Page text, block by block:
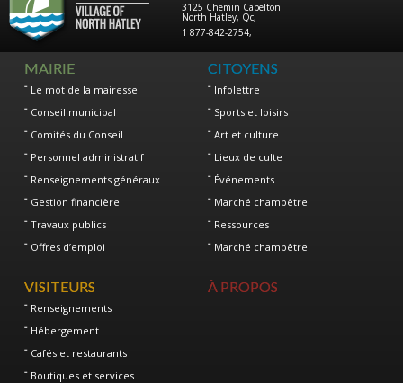
3125 Chemin Capelton
North Hatley, Qc,
1 877-842-2754,
MAIRIE
Le mot de la mairesse
Conseil municipal
Comités du Conseil
Personnel administratif
Renseignements généraux
Gestion financière
Travaux publics
Offres d’emploi
CITOYENS
Infolettre
Sports et loisirs
Art et culture
Lieux de culte
Événements
Marché champêtre
Ressources
Marché champêtre
VISITEURS
Renseignements
Hébergement
Cafés et restaurants
Boutiques et services
À PROPOS